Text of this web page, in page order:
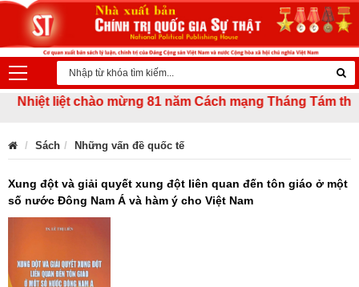
liệt chào mừng 81 năm Cách mạng Tháng Tám thành
Sách Những vấn đề quốc tế
Xung đột và giải quyết xung đột liên quan đến tôn giáo ở một
số nước Đông Nam Á và hàm ý cho Việt Nam